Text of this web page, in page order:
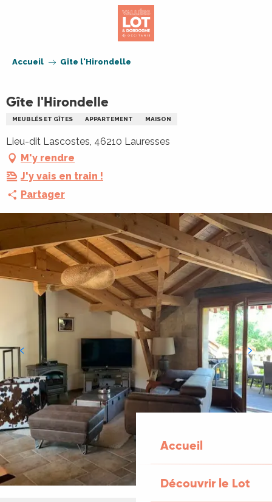
Accueil
Découvrir le Lot
Accueil Gîte l'Hirondelle
Gîte l'Hirondelle
MEUBLÉS ET GÎTES APPARTEMENT MAISON
Lieu-dit Lascostes, 46210 Lauresses
M'y rendre
J'y vais en train !
Partager